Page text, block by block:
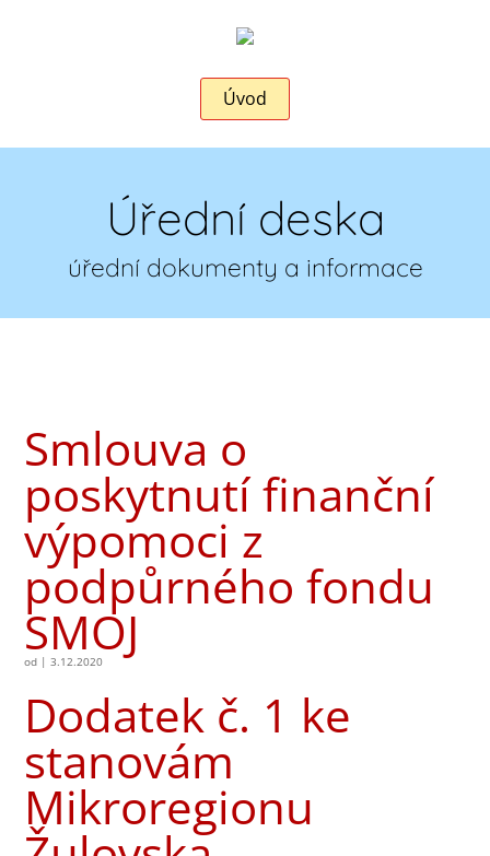
Úvod
Úřední deska
úřední dokumenty a informace
Smlouva o
poskytnutí finanční
výpomoci z
podpůrného fondu
SMOJ
od |3.12.2020
Dodatek č. 1 ke
stanovám
Mikroregionu